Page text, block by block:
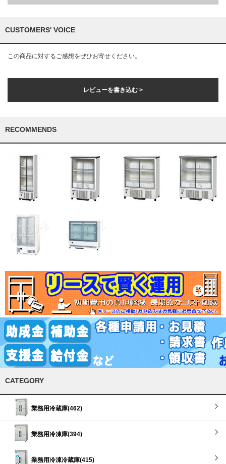
CUSTOMERS' VOICE
この商品に対するご感想をぜひお寄せください。
レビューを書き込む >
RECOMMENDS
CATEGORY
業務用冷蔵庫(462)
業務用冷凍庫(394)
業務用冷凍冷蔵庫(415)